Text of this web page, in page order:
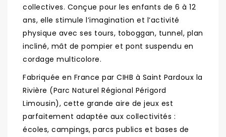
collectives. Conçue pour les enfants de 6 à 12
ans, elle stimule l’imagination et l’activité
physique avec ses tours, toboggan, tunnel, plan
incliné, mât de pompier et pont suspendu en
cordage multicolore.
Fabriquée en France par CIHB à Saint Pardoux la
Rivière (Parc Naturel Régional Périgord
Limousin), cette grande aire de jeux est
parfaitement adaptée aux collectivités :
écoles, campings, parcs publics et bases de